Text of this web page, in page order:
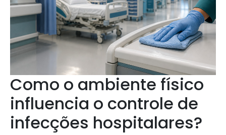
Como o ambiente físico
influencia o controle de
infecções hospitalares?